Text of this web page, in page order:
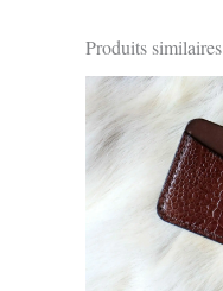
Produits similaires